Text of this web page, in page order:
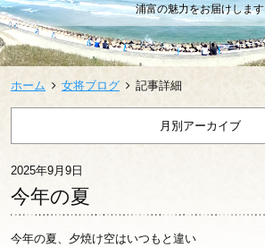
浦富の魅力をお届けします
ホーム 女将ブログ 記事詳細
月別アーカイブ
2025年9月9日
今年の夏
今年の夏、夕焼け空はいつもと違い